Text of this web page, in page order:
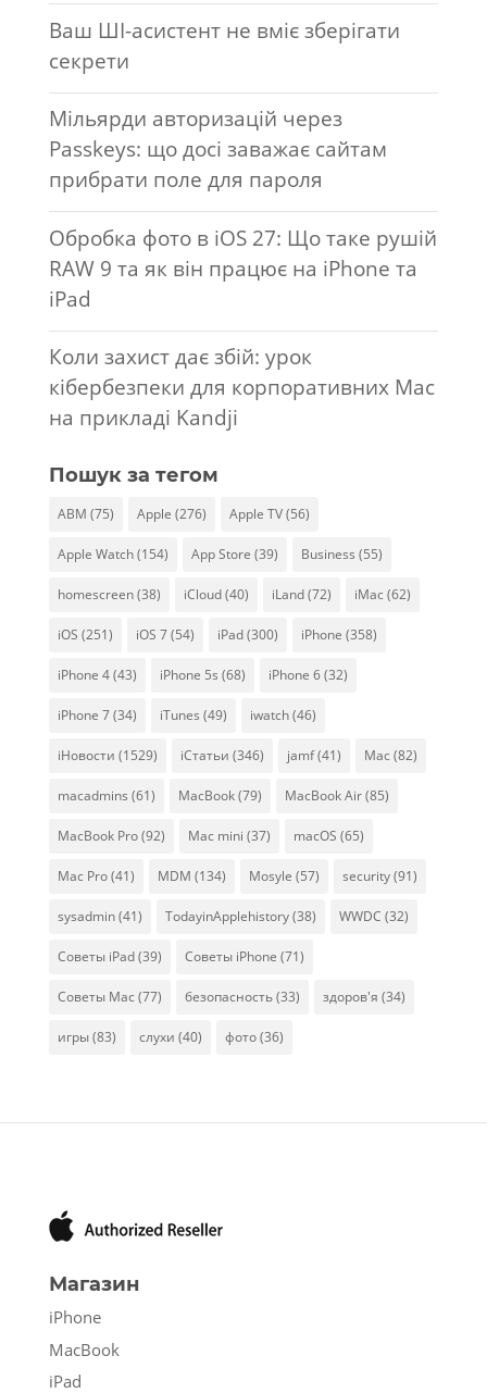
Ваш ШІ-асистент не вміє зберігати
секрети
Мільярди авторизацій через
Passkeys: що досі заважає сайтам
прибрати поле для пароля
Обробка фото в iOS 27: Що таке рушій
RAW 9 та як він працює на iPhone та
iPad
Коли захист дає збій: урок
кібербезпеки для корпоративних Mac
на прикладі Kandji
Пошук за тегом
ABM (75) Apple (276) Apple TV(56)
Apple Watch(154) App Store (39) Business (55)
homescreen(38) iCloud(40) iLand(72) iMac (62)
iOS (251) iOS 7(54) iPad(300) iPhone (358)
iPhone 4(43) iPhone 5s (68) iPhone 6(32)
iPhone 7(34) iTunes (49) iwatch(46)
iНовости (1529) iСтатьи (346) jamf(41) Mac (82)
macadmins (61) MacBook(79) MacBook Air(85)
MacBook Pro(92) Mac mini (37) macOS (65)
Mac Pro(41) MDM (134) Mosyle (57) security(91)
sysadmin(41) TodayinApplehistory(38) WWDC (32)
Советы iPad(39) Советы iPhone (71)
Советы Mac (77) безопасность(33) здоров'я (34)
игры(83) слухи (40) фото(36)
Магазин
iPhone
MacBook
iPad